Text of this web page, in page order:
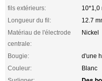
fils extérieurs:
10*1,0
Longueur du fil:
12.7
Matériau de l'électrode
centrale:
Nickel
Bougie:
d'une
Couleur:
Blanc